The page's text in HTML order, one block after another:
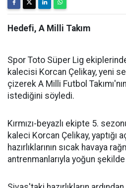
Hedefi, A Milli Takım
Spor Toto Süper Lig
kalecisi Korcan Çelikay, yeni
çizerek A Milli Futbol
istediğini söyledi.
Kırmızı-beyazlı ekipte 5.
kaleci Korcan Çelikay, yaptığı
hazırlıklarının sıcak havaya
antrenmanlarıyla yoğun